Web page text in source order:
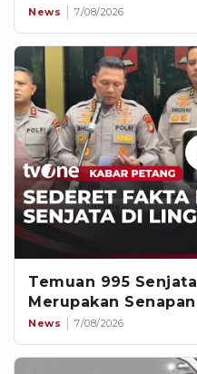
News 7/08/2026
Temuan 995
Merupakan
News 7/08/2026